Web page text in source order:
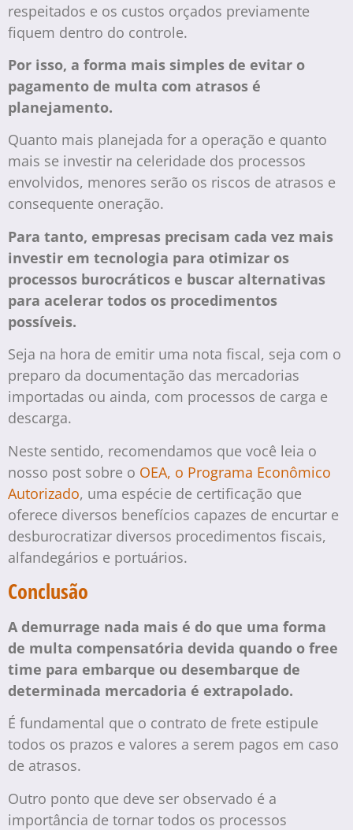
respeitados e os custos orçados previamente
fiquem dentro do controle.
Por isso, a forma mais simples de evitar o
pagamento de multa com atrasos é
planejamento.
Quanto mais planejada for a operação e quanto
mais se investir na celeridade dos processos
envolvidos, menores serão os riscos de atrasos e
consequente oneração.
Para tanto, empresas precisam cada vez mais
investir em tecnologia para otimizar os
processos burocráticos e buscar alternativas
para acelerar todos os procedimentos
possíveis.
Seja na hora de emitir uma nota fiscal, seja com o
preparo da documentação das mercadorias
importadas ou ainda, com processos de carga e
descarga.
Neste sentido, recomendamos que você leia o
nosso post sobre o OEA, o Programa Econômico
Autorizado, uma espécie de certificação que
oferece diversos benefícios capazes de encurtar e
desburocratizar diversos procedimentos fiscais,
alfandegários e portuários.
Conclusão
A demurrage nada mais é do que uma forma
de multa compensatória devida quando o free
time para embarque ou desembarque de
determinada mercadoria é extrapolado.
É fundamental que o contrato de frete estipule
todos os prazos e valores a serem pagos em caso
de atrasos.
Outro ponto que deve ser observado é a
importância de tornar todos os processos